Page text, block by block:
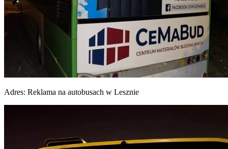
Adres: Reklama na autobusach w Lesznie